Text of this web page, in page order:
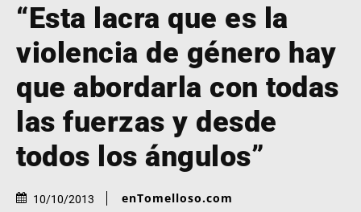
“Esta lacra que es la
violencia de género hay
que abordarla con todas
las fuerzas y desde
todos los ángulos”
10/10/2013 enTomelloso.com